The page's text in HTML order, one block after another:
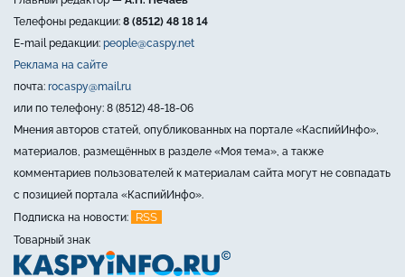
Телефоны редакции: 8 (8512) 48 18 14
E-mail редакции: people@caspy.net
Реклама на сайте
почта: rocaspy@mail.ru
или по телефону: 8 (8512) 48-18-06
Мнения авторов статей, опубликованных на портале «КаспийИнфо»,
материалов, размещённых в разделе «Моя тема», а также
комментариев пользователей к материалам сайта могут не совпадать
с позицией портала «КаспийИнфо».
Подписка на новости:
RSS
Товарный знак